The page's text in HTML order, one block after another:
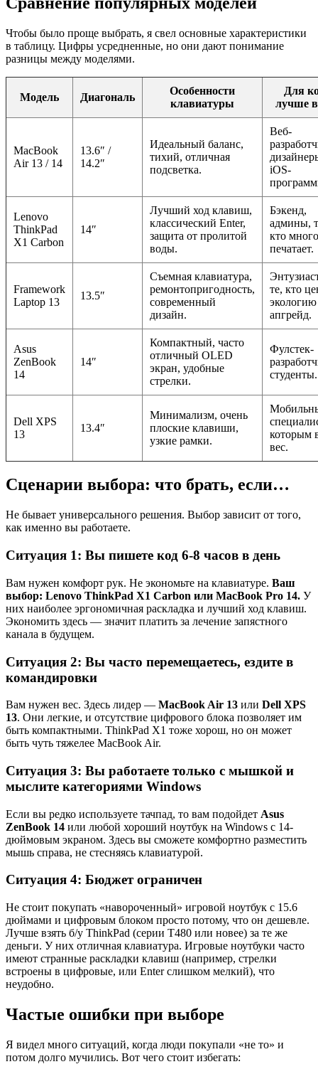
Чтобы было проще выбрать, я свел основные характеристики
в таблицу. Цифры усредненные, но они дают понимание
разницы между моделями.
Модель Диагональ
Особенности
клавиатуры
Для
лучше
MacBook
Air 13 / 14
13.6″ /
14.2″
Идеальный баланс,
тихий, отличная
подсветка.
Веб-
iOS-
Lenovo
ThinkPad
X1 Carbon
14″
Лучший ход клавиш,
классический Enter,
защита от пролитой
воды.
Бэкенд,
админы,
кто много
печатает.
Framework
Laptop 13
13.5″
Съемная клавиатура,
ремонтопригодность,
современный
дизайн.
те, кто
апгрейд.
Asus
ZenBook
14
14″
Компактный, часто
отличный OLED
экран, удобные
стрелки.
Фулстек-
студенты.
Dell XPS
13
13.4″
Минимализм, очень
плоские клавиши,
узкие рамки.
которым
вес.
Сценарии выбора: что брать, если…
Не бывает универсального решения. Выбор зависит от того,
как именно вы работаете.
Ситуация 1: Вы пишете код 6-8 часов в день
Вам нужен комфорт рук. Не экономьте на клавиатуре. Ваш
выбор: Lenovo ThinkPad X1 Carbon или MacBook Pro 14. У
них наиболее эргономичная раскладка и лучший ход клавиш.
Экономить здесь — значит платить за лечение запястного
канала в будущем.
Ситуация 2: Вы часто перемещаетесь, ездите в
командировки
Вам нужен вес. Здесь лидер — MacBook Air 13 или Dell XPS
13. Они легкие, и отсутствие цифрового блока позволяет им
быть компактными. ThinkPad X1 тоже хорош, но он может
быть чуть тяжелее MacBook Air.
Ситуация 3: Вы работаете только с мышкой и
мыслите категориями Windows
Если вы редко используете тачпад, то вам подойдет Asus
ZenBook 14 или любой хороший ноутбук на Windows с 14-
дюймовым экраном. Здесь вы сможете комфортно разместить
мышь справа, не стесняясь клавиатурой.
Ситуация 4: Бюджет ограничен
Не стоит покупать «навороченный» игровой ноутбук с 15.6
дюймами и цифровым блоком просто потому, что он дешевле.
Лучше взять б/у ThinkPad (серии T480 или новее) за те же
деньги. У них отличная клавиатура. Игровые ноутбуки часто
имеют странные раскладки клавиш (например, стрелки
встроены в цифровые, или Enter слишком мелкий), что
неудобно.
Частые ошибки при выборе
Я видел много ситуаций, когда люди покупали «не то» и
потом долго мучились. Вот чего стоит избегать: